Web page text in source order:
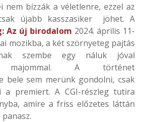
nem bízzák a véletlenre, ezzel az
újabb kasszasiker jöhet. A
Az új birodalom 2024. április 11-
mozikba, a két szörnyeteg pajtás
szembe egy náluk jóval
majommal. A történet
bele sem merünk gondolni, csak
a premiert. A CGI-részleg tutira
amire a friss előzetes láttán